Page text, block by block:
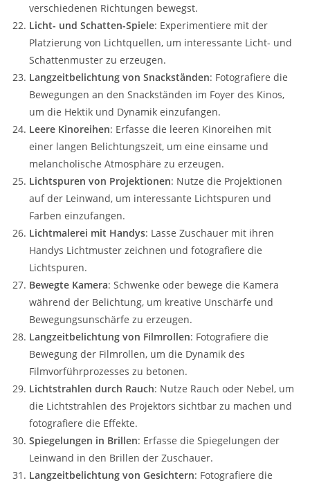
verschiedenen Richtungen bewegst.
Licht- und Schatten-Spiele: Experimentiere mit der
Platzierung von Lichtquellen, um interessante Licht- und
Schattenmuster zu erzeugen.
Langzeitbelichtung von Snackständen: Fotografiere die
Bewegungen an den Snackständen im Foyer des Kinos,
um die Hektik und Dynamik einzufangen.
Leere Kinoreihen: Erfasse die leeren Kinoreihen mit
einer langen Belichtungszeit, um eine einsame und
melancholische Atmosphäre zu erzeugen.
Lichtspuren von Projektionen: Nutze die Projektionen
auf der Leinwand, um interessante Lichtspuren und
Farben einzufangen.
Lichtmalerei mit Handys: Lasse Zuschauer mit ihren
Handys Lichtmuster zeichnen und fotografiere die
Lichtspuren.
Bewegte Kamera: Schwenke oder bewege die Kamera
während der Belichtung, um kreative Unschärfe und
Bewegungsunschärfe zu erzeugen.
Langzeitbelichtung von Filmrollen: Fotografiere die
Bewegung der Filmrollen, um die Dynamik des
Filmvorführprozesses zu betonen.
Lichtstrahlen durch Rauch: Nutze Rauch oder Nebel, um
die Lichtstrahlen des Projektors sichtbar zu machen und
fotografiere die Effekte.
Spiegelungen in Brillen: Erfasse die Spiegelungen der
Leinwand in den Brillen der Zuschauer.
Langzeitbelichtung von Gesichtern: Fotografiere die